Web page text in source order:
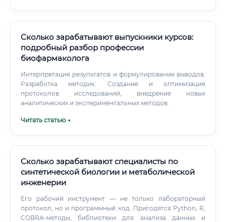
Сколько зарабатывают выпускники курсов:
подробный разбор профессии
биофармаколога
Интерпретация результатов и формулирование выводов.
Разработка методик: Создание и оптимизация
протоколов исследований, внедрение новых
аналитических и экспериментальных методов.
Читать статью →
Сколько зарабатывают специалисты по
синтетической биологии и метаболической
инженерии
Его рабочий инструмент — не только лабораторный
протокол, но и программный код. Пригодятся Python, R,
COBRA-методы, библиотеки для анализа данных и